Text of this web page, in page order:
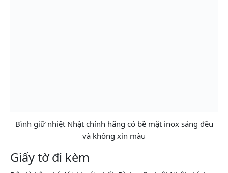
Bình giữ nhiệt Nhật chính hãng có bề mặt inox sáng đều
và không xỉn màu
Giấy tờ đi kèm